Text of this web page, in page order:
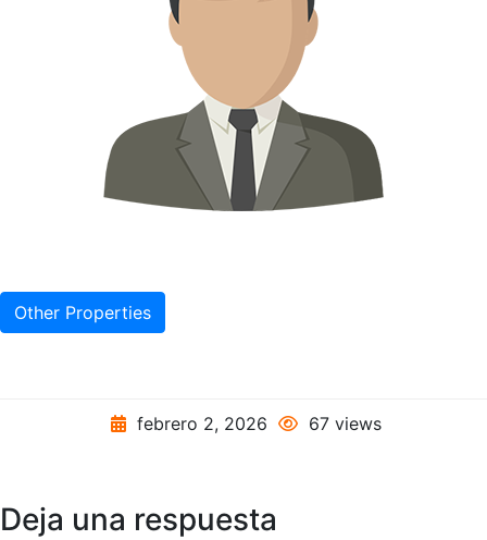
Other Properties
febrero 2, 2026 67 views
Deja una respuesta